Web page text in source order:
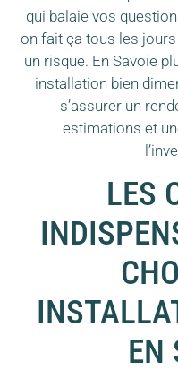
qui balaie vos
on fait ça tous les jours
un risque. En Savoie
installation bien
s’assurer un
estimations et
LES
EN